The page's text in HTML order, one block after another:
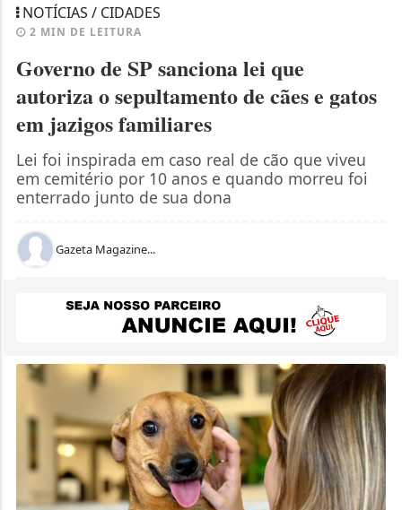
NOTÍCIAS / CIDADES
2 MIN DE LEITURA
Governo de SP sanciona lei que
autoriza o sepultamento de cães e gatos
em jazigos familiares
Lei foi inspirada em caso real de cão que viveu
em cemitério por 10 anos e quando morreu foi
enterrado junto de sua dona
Gazeta Magazine...